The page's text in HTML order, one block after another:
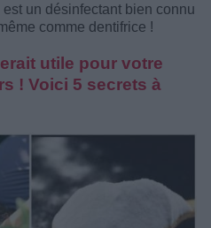
un désinfectant bien connu
comme dentifrice !
utile pour votre
! Voici 5 secrets à